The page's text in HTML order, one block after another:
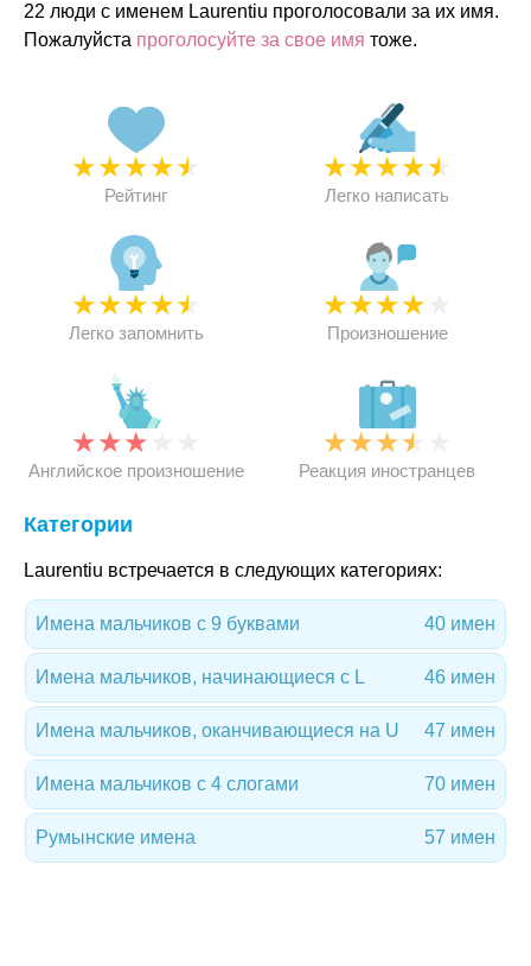
22 люди с именем Laurentiu проголосовали за их имя.
Пожалуйста проголосуйте за свое имя тоже.
★★★★★
Рейтинг
★★★★★
Легко написать
★★★★★
Легко запомнить
★★★★
Произношение
★★★
Английское произношение
★★★★
Реакция иностранцев
Категории
Laurentiu встречается в следующих категориях:
Имена мальчиков с 9 буквами 40 имен
Имена мальчиков, начинающиеся с L 46 имен
Имена мальчиков, оканчивающиеся на U 47 имен
Имена мальчиков с 4 слогами 70 имен
Румынские имена 57 имен